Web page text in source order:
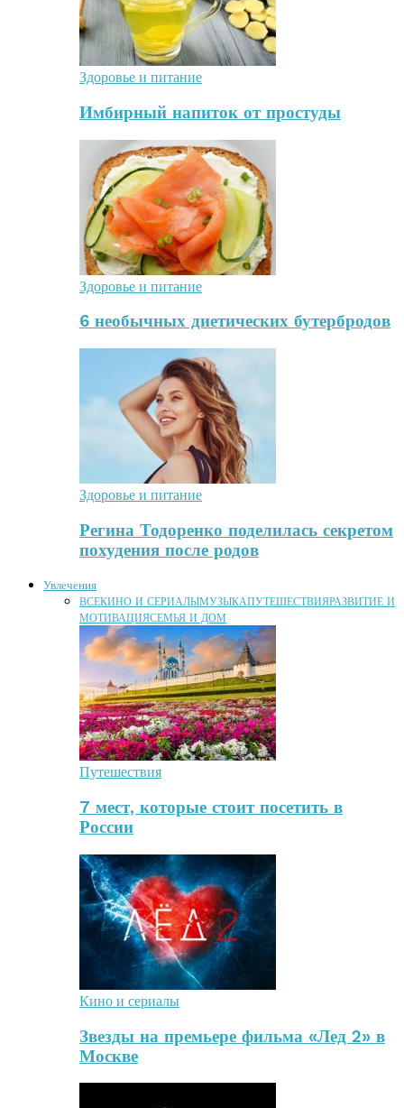
Здоровье и питание
Имбирный напиток от простуды
Здоровье и питание
6 необычных диетических бутербродов
Здоровье и питание
Регина Тодоренко поделилась секретом
похудения после родов
Увлечения
ВСЕКИНО И СЕРИАЛЫМУЗЫКАПУТЕШЕСТВИЯРАЗВИТИЕ И
МОТИВАЦИЯСЕМЬЯ И ДОМ
Путешествия
7 мест, которые стоит посетить в
России
Кино и сериалы
Звезды на премьере фильма «Лед 2» в
Москве